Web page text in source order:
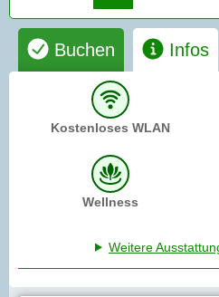
Buchen Infos
Kostenloses WLAN
Wellness
Weitere